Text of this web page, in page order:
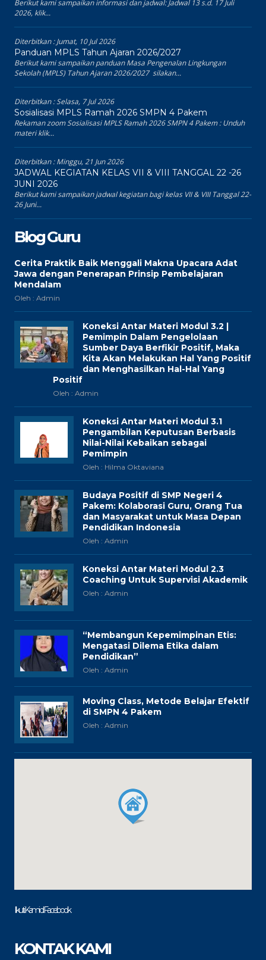
Berikut kami sampaikan informasi dan jadwal: Jadwal 13 s.d. 17 Juli
2026, klik...
Diterbitkan :Jumat, 10 Jul 2026
Panduan MPLS Tahun Ajaran 2026/2027
Berikut kami sampaikan panduan Masa Pengenalan Lingkungan
Sekolah (MPLS) Tahun Ajaran 2026/2027 silakan...
Diterbitkan :Selasa, 7 Jul 2026
Sosialisasi MPLS Ramah 2026 SMPN 4 Pakem
Rekaman zoom Sosialisasi MPLS Ramah 2026 SMPN 4 Pakem : Unduh
materi klik...
Diterbitkan :Minggu, 21 Jun 2026
JADWAL KEGIATAN KELAS VII & VIII TANGGAL 22 -26
JUNI 2026
Berikut kami sampaikan jadwal kegiatan bagi kelas VII & VIII Tanggal 22-
26 Juni...
Blog Guru
Cerita Praktik Baik Menggali Makna Upacara Adat
Jawa dengan Penerapan Prinsip Pembelajaran
Mendalam
Oleh : Admin
Koneksi Antar Materi Modul 3.2 |
Pemimpin Dalam Pengelolaan
Sumber Daya Berfikir Positif, Maka
Kita Akan Melakukan Hal Yang Positif
dan Menghasilkan Hal-Hal Yang
Positif
Oleh : Admin
Koneksi Antar Materi Modul 3.1
Pengambilan Keputusan Berbasis
Nilai-Nilai Kebaikan sebagai
Pemimpin
Oleh : Hilma Oktaviana
Budaya Positif di SMP Negeri 4
Pakem: Kolaborasi Guru, Orang Tua
dan Masyarakat untuk Masa Depan
Pendidikan Indonesia
Oleh : Admin
Koneksi Antar Materi Modul 2.3
Coaching Untuk Supervisi Akademik
Oleh : Admin
“Membangun Kepemimpinan Etis:
Mengatasi Dilema Etika dalam
Pendidikan”
Oleh : Admin
Moving Class, Metode Belajar Efektif
di SMPN 4 Pakem
Oleh : Admin
Ikuti Kami di Facebook
KONTAK KAMI